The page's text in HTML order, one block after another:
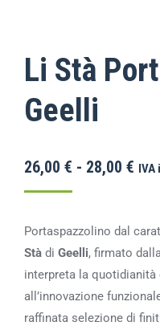
Li Stà
Geelli
26,00 € - 28,00 € IVA
Portaspazzolino dal
Stà di Geelli, firmato
interpreta la
all’innovazione
raffinata selezione di